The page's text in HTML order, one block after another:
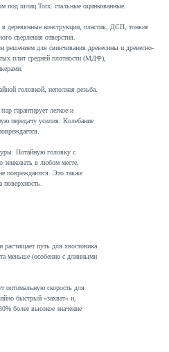
под шлиц Torx. стальные оцинкованные.
деревянные конструкции, пластик, ДСП, тонкие
сверления отверстия.
для свинчивания древесины и древесно-
плит средней плотности (МДФ),
головкой, неполная резьба.
гарантирует легкое и
передачу усилия. Колебание
Потайную головку с
в любом месте,
повреждаются. Это также
расчищает путь для хвостовика
меньше (особенно с длинными
оптимальную скорость для
быстрый «захват» и,
более высокое значение